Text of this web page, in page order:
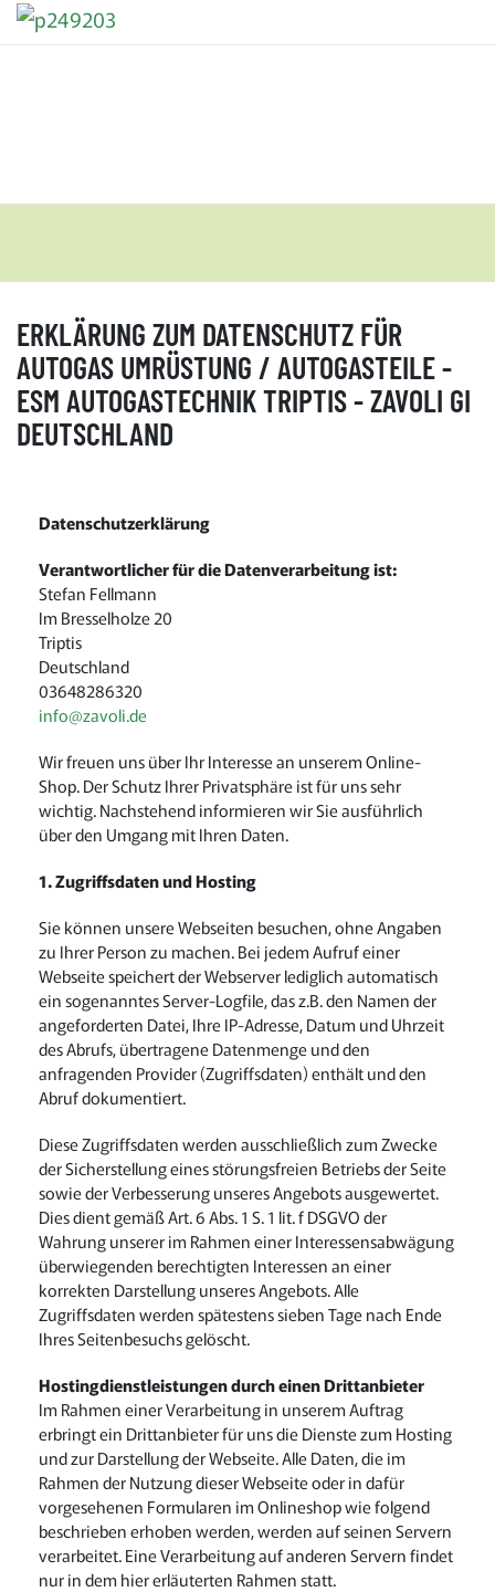
ERKLÄRUNG ZUM DATENSCHUTZ FÜR
AUTOGAS UMRÜSTUNG / AUTOGASTEILE -
ESM AUTOGASTECHNIK TRIPTIS - ZAVOLI GI
DEUTSCHLAND
Datenschutzerklärung
Verantwortlicher für die Datenverarbeitung ist:
Stefan Fellmann
Im Bresselholze 20
Triptis
Deutschland
03648286320
info@zavoli.de
Wir freuen uns über Ihr Interesse an unserem Online-
Shop. Der Schutz Ihrer Privatsphäre ist für uns sehr
wichtig. Nachstehend informieren wir Sie ausführlich
über den Umgang mit Ihren Daten.
1. Zugriffsdaten und Hosting
Sie können unsere Webseiten besuchen, ohne Angaben
zu Ihrer Person zu machen. Bei jedem Aufruf einer
Webseite speichert der Webserver lediglich automatisch
ein sogenanntes Server-Logfile, das z.B. den Namen der
angeforderten Datei, Ihre IP-Adresse, Datum und Uhrzeit
des Abrufs, übertragene Datenmenge und den
anfragenden Provider (Zugriffsdaten) enthält und den
Abruf dokumentiert.
Diese Zugriffsdaten werden ausschließlich zum Zwecke
der Sicherstellung eines störungsfreien Betriebs der Seite
sowie der Verbesserung unseres Angebots ausgewertet.
Dies dient gemäß Art. 6 Abs. 1 S. 1 lit. f DSGVO der
Wahrung unserer im Rahmen einer Interessensabwägung
überwiegenden berechtigten Interessen an einer
korrekten Darstellung unseres Angebots. Alle
Zugriffsdaten werden spätestens sieben Tage nach Ende
Ihres Seitenbesuchs gelöscht.
Hostingdienstleistungen durch einen Drittanbieter
Im Rahmen einer Verarbeitung in unserem Auftrag
erbringt ein Drittanbieter für uns die Dienste zum Hosting
und zur Darstellung der Webseite. Alle Daten, die im
Rahmen der Nutzung dieser Webseite oder in dafür
vorgesehenen Formularen im Onlineshop wie folgend
beschrieben erhoben werden, werden auf seinen Servern
verarbeitet. Eine Verarbeitung auf anderen Servern findet
nur in dem hier erläuterten Rahmen statt.